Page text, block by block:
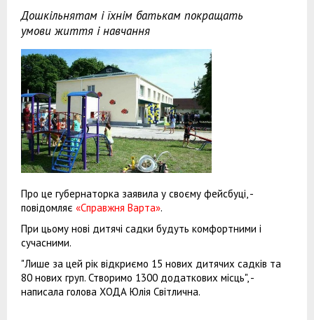
Дошкільнятам і їхнім батькам покращать
умови життя і навчання
Про це губернаторка заявила у своєму фейсбуці, -
повідомляє «Справжня Варта».
При цьому нові дитячі садки будуть комфортними і
сучасними.
"Лише за цей рік відкриємо 15 нових дитячих садків та
80 нових груп. Створимо 1300 додаткових місць", -
написала голова ХОДА Юлія Світлична.